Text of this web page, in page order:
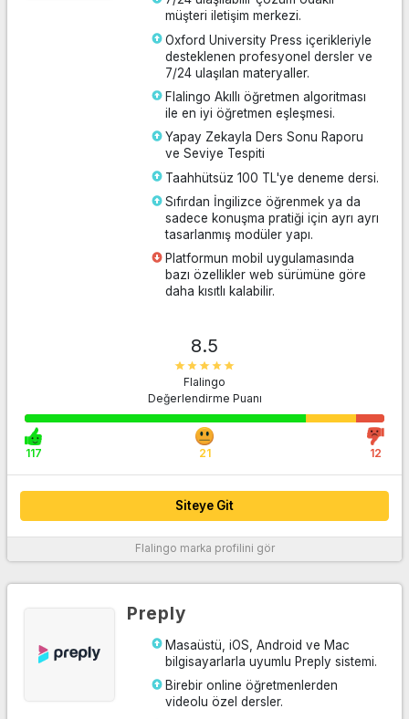
müşteri iletişim merkezi.
Oxford University Press içerikleriyle
desteklenen profesyonel dersler ve
7/24 ulaşılan materyaller.
Flalingo Akıllı öğretmen algoritması
ile en iyi öğretmen eşleşmesi.
Yapay Zekayla Ders Sonu Raporu
ve Seviye Tespiti
Taahhütsüz 100 TL'ye deneme dersi.
Sıfırdan İngilizce öğrenmek ya da
sadece konuşma pratiği için ayrı ayrı
tasarlanmış modüler yapı.
Platformun mobil uygulamasında
bazı özellikler web sürümüne göre
daha kısıtlı kalabilir.
8.5
Flalingo
Değerlendirme Puanı
117 21 12
Siteye Git
1600’den fazla profesyonel İngilizce öğretmeni arasından
sizin için en uygunu belirleyen Flalingo akıllı öğretmen
Konuşma pratiği yapmanız ya da sistemli şekilde İngilizce’yi
öğrenmeniz için tasarlanmış kur sistemiyle, ders takibini siz
ve öğretmeniniz için kolay hale getirerek öğrenme
verimliliğini arttırmışlar.
Oxford University Press içeriklerine sınırsız erişim sunarak
Flalingo marka profilini gör
Preply
Masaüstü, iOS, Android ve Mac
bilgisayarlarla uyumlu Preply sistemi.
Birebir online öğretmenlerden
videolu özel dersler.